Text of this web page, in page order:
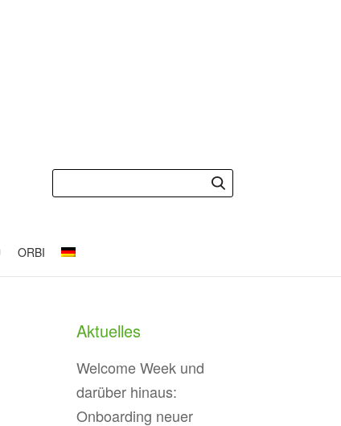
ORBI
Aktuelles
Welcome Week und
darüber hinaus:
Onboarding neuer